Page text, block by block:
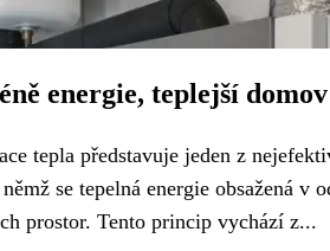
energie, teplejší domov
tepla představuje jeden z
se tepelná energie obsažená v
prostor. Tento princip vychází z...